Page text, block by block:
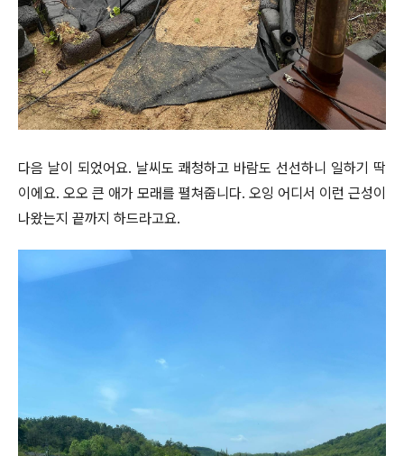
다음 날이 되었어요. 날씨도 쾌청하고 바람도 선선하니 일하기 딱
이에요. 오오 큰 애가 모래를 펼쳐줍니다. 오잉 어디서 이런 근성이
나왔는지 끝까지 하드라고요.